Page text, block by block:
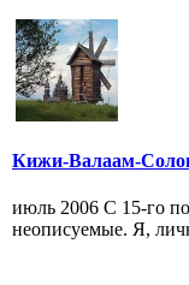
Кижи-Валаам-
июль 2006 С 15-го
неописуемые. Я,